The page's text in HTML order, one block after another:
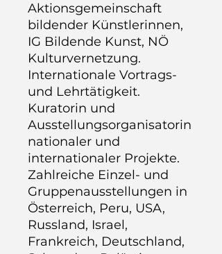
Aktionsgemeinschaft
bildender Künstlerinnen,
IG Bildende Kunst, NÖ
Kulturvernetzung.
Internationale Vortrags-
und Lehrtätigkeit.
Kuratorin und
Ausstellungsorganisatorin
nationaler und
internationaler Projekte.
Zahlreiche Einzel- und
Gruppenausstellungen in
Österreich, Peru, USA,
Russland, Israel,
Frankreich, Deutschland,